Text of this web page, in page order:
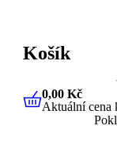
Košík
0,00 Kč
0,00 Kč
Aktuální cena